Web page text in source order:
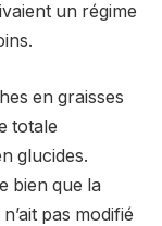
un régime
en graisses
totale
glucides.
bien que la
pas modifié